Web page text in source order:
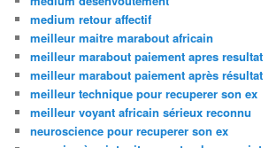
medium retour affectif
meilleur maitre marabout africain
meilleur marabout paiement apres resultat
meilleur marabout paiement après résultat
meilleur technique pour recuperer son ex
meilleur voyant africain sérieux reconnu
neuroscience pour recuperer son ex